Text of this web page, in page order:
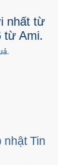
nhất từ
từ Ami.
nhật Tin